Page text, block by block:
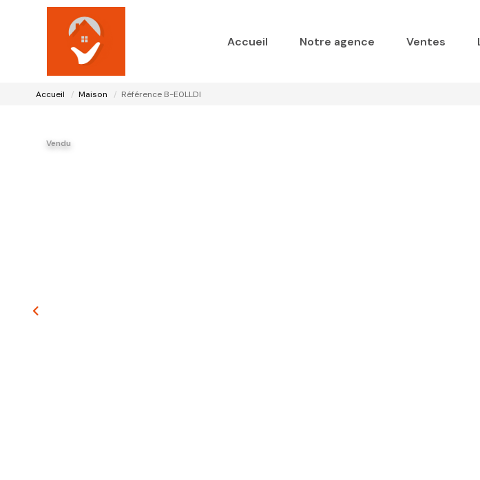
Accueil Notre agence Ventes
Accueil Maison Référence B-E0LLDI
Vendu